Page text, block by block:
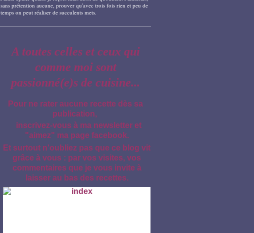
sans prétention aucune, prouver qu'avec trois fois rien et peu de
temps on peut réaliser de succulents mets.
A toutes celles et ceux qui
comme moi sont
passionné(e)s de cuisine...
Pour ne rater aucune recette dès sa
publication,
inscrivez-vous à ma newsletter et
"aimez" ma page facebook.
Et surtout n'oubliez pas que ce blog vit
grâce à vous : par vos visites, vos
commentaires que je vous invite à
laisser au bas des recettes.